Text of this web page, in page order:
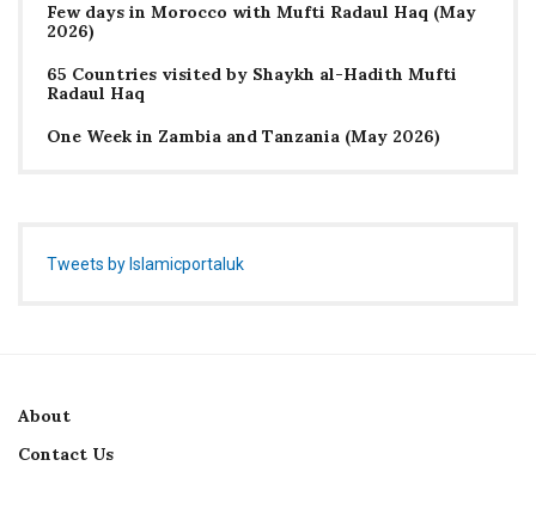
Few days in Morocco with Mufti Radaul Haq (May
2026)
65 Countries visited by Shaykh al-Hadith Mufti
Radaul Haq
One Week in Zambia and Tanzania (May 2026)
Tweets by Islamicportaluk
About
Contact Us